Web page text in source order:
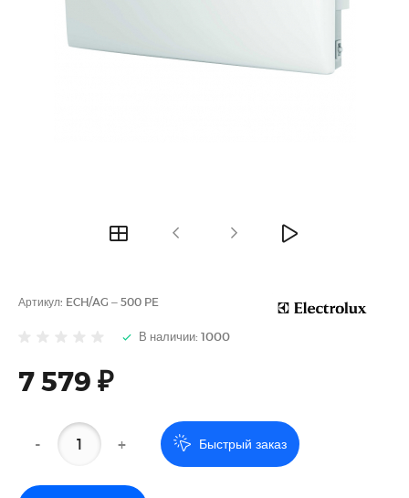
Артикул: ECH/AG – 500 PE
В наличии: 1000
7 579 ₽
- + Быстрый заказ